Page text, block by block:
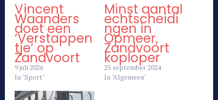
Vincent
Waanders
doet een
‘Verstappen
tje’ op
Zandvoort
9 juli 2026
In "Sport"
Minst aantal
echtscheidi
ngen in
Opmeer,
Zandvoort
koploper
25 september 2024
In "Algemeen"